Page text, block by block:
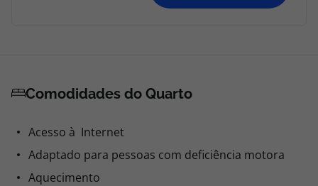
Comodidades do Quarto
Acesso à Internet
Adaptado para pessoas com deficiência motora
Aquecimento